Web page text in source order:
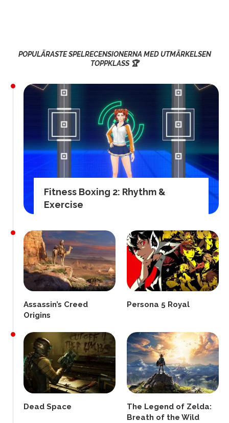
POPULÄRASTE SPELRECENSIONERNA MED UTMÄRKELSEN
TOPPKLASS 🏆
Fitness Boxing 2: Rhythm &
Exercise
Assassin’s Creed
Origins
Persona 5 Royal
Dead Space
The Legend of Zelda:
Breath of the Wild